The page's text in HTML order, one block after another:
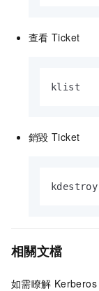
查看 Ticket
klist
銷毀 Ticket
kdestroy
相關文檔
如需瞭解 Kerberos